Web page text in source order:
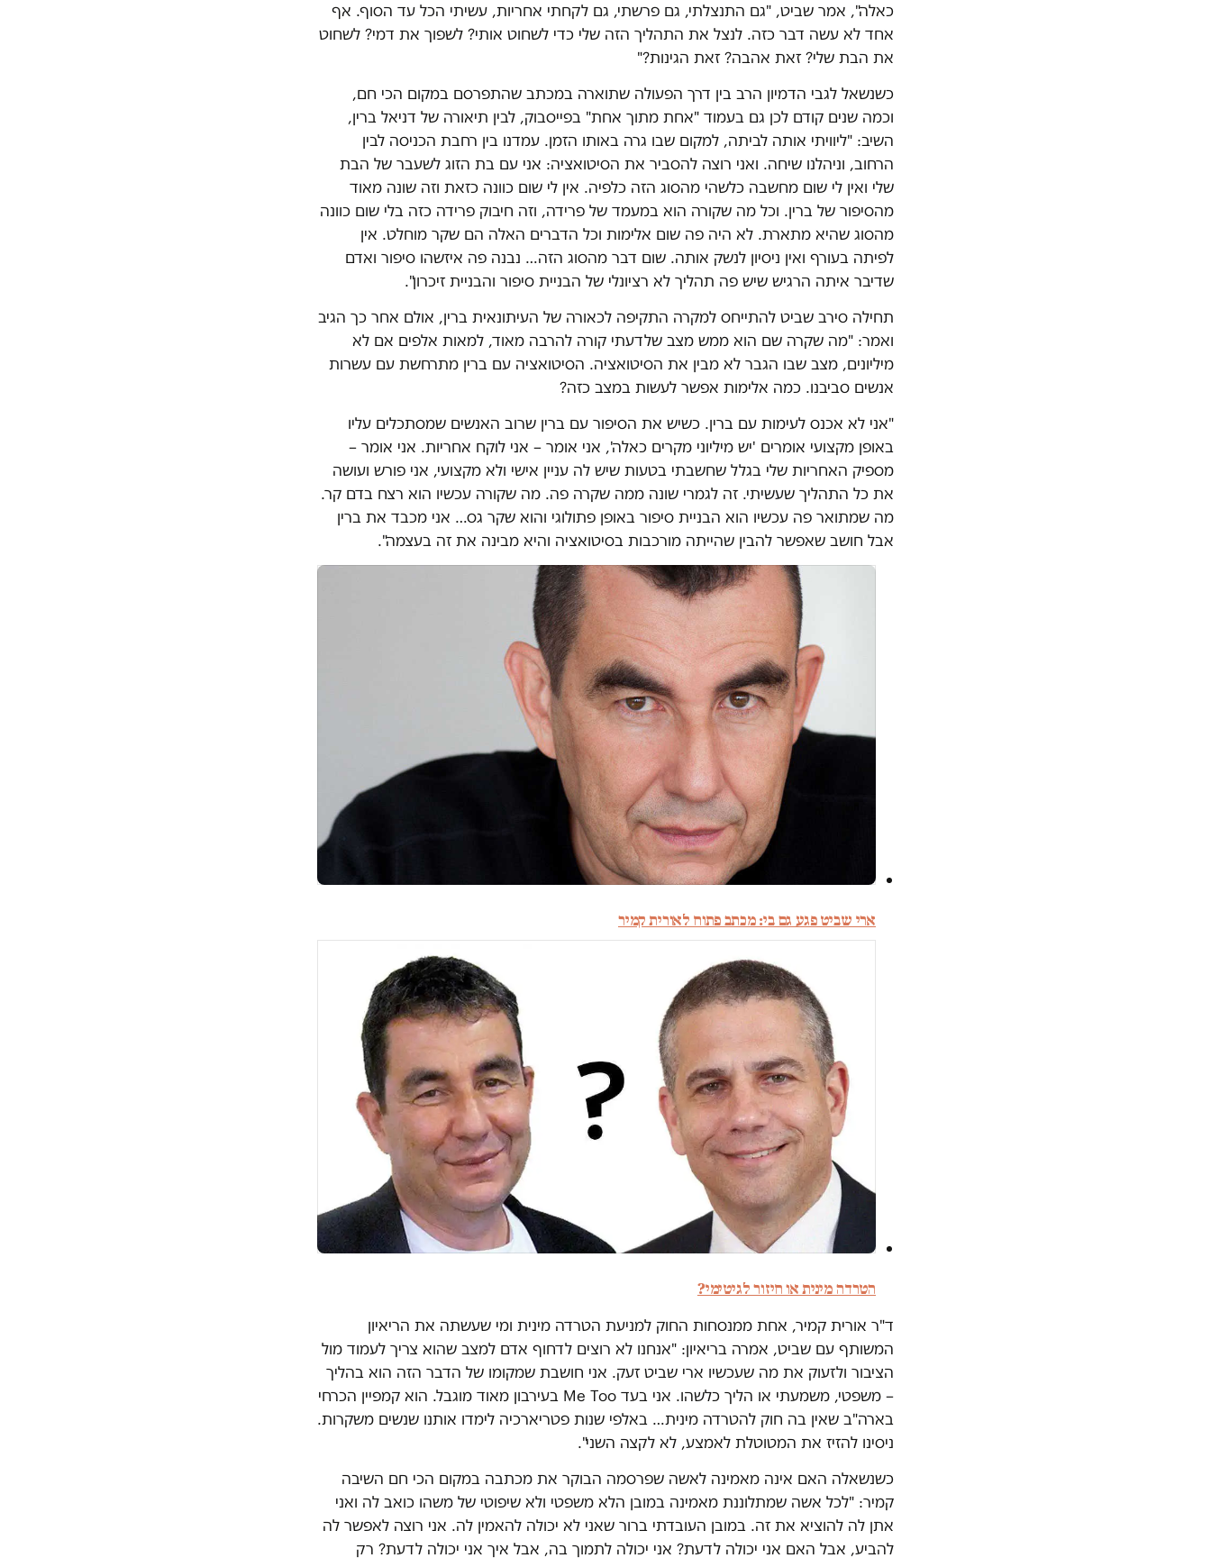
כאלה", אמר שביט, "גם התנצלתי, גם פרשתי, גם לקחתי אחריות, עשיתי הכל עד הסוף. אף
אחד לא עשה דבר כזה. לנצל את התהליך הזה שלי כדי לשחוט אותי? לשפוך את דמי? לשחוט
את הבת שלי? זאת אהבה? זאת הגינות?"
כשנשאל לגבי הדמיון הרב בין דרך הפעולה שתוארה במכתב שהתפרסם במקום הכי חם,
וכמה שנים קודם לכן גם בעמוד "אחת מתוך אחת" בפייסבוק, לבין תיאורה של דניאל ברין,
השיב: "ליוויתי אותה לביתה, למקום שבו גרה באותו הזמן. עמדנו בין רחבת הכניסה לבין
הרחוב, וניהלנו שיחה. ואני רוצה להסביר את הסיטואציה: אני עם בת הזוג לשעבר של הבת
שלי ואין לי שום מחשבה כלשהי מהסוג הזה כלפיה. אין לי שום כוונה כזאת וזה שונה מאוד
מהסיפור של ברין. וכל מה שקורה הוא במעמד של פרידה, וזה חיבוק פרידה כזה בלי שום כוונה
מהסוג שהיא מתארת. לא היה פה שום אלימות וכל הדברים האלה הם שקר מוחלט. אין
לפיתה בעורף ואין ניסיון לנשק אותה. שום דבר מהסוג הזה… נבנה פה איזשהו סיפור ואדם
שדיבר איתה הרגיש שיש פה תהליך לא רציונלי של הבניית סיפור והבניית זיכרון".
תחילה סירב שביט להתייחס למקרה התקיפה לכאורה של העיתונאית ברין, אולם אחר כך הגיב
ואמר: "מה שקרה שם הוא ממש מצב שלדעתי קורה להרבה מאוד, למאות אלפים אם לא
מיליונים, מצב שבו הגבר לא מבין את הסיטואציה. הסיטואציה עם ברין מתרחשת עם עשרות
אנשים סביבנו. כמה אלימות אפשר לעשות במצב כזה?
"אני לא אכנס לעימות עם ברין. כשיש את הסיפור עם ברין שרוב האנשים שמסתכלים עליו
באופן מקצועי אומרים 'יש מיליוני מקרים כאלה', אני אומר – אני לוקח אחריות. אני אומר –
מספיק האחריות שלי בגלל שחשבתי בטעות שיש לה עניין אישי ולא מקצועי, אני פורש ועושה
את כל התהליך שעשיתי. זה לגמרי שונה ממה שקרה פה. מה שקורה עכשיו הוא רצח בדם קר.
מה שמתואר פה עכשיו הוא הבניית סיפור באופן פתולוגי והוא שקר גס… אני מכבד את ברין
אבל חושב שאפשר להבין שהייתה מורכבות בסיטואציה והיא מבינה את זה בעצמה".
ארי שביט פגע גם בי: מכתב פתוח לאורית קמיר
הטרדה מינית או חיזור לגיטימי?
ד"ר אורית קמיר, אחת ממנסחות החוק למניעת הטרדה מינית ומי שעשתה את הריאיון
המשותף עם שביט, אמרה בריאיון: "אנחנו לא רוצים לדחוף אדם למצב שהוא צריך לעמוד מול
הציבור ולזעוק את מה שעכשיו ארי שביט זעק. אני חושבת שמקומו של הדבר הזה הוא בהליך
– משפטי, משמעתי או הליך כלשהו. אני בעד Me Too בעירבון מאוד מוגבל. הוא קמפיין הכרחי
בארה"ב שאין בה חוק להטרדה מינית… באלפי שנות פטריארכיה לימדו אותנו שנשים משקרות.
ניסינו להזיז את המטוטלת לאמצע, לא לקצה השני".
כשנשאלה האם אינה מאמינה לאשה שפרסמה הבוקר את מכתבה במקום הכי חם השיבה
קמיר: "לכל אשה שמתלוננת מאמינה במובן הלא משפטי ולא שיפוטי של משהו כואב לה ואני
אתן לה להוציא את זה. במובן העובדתי ברור שאני לא יכולה להאמין לה. אני רוצה לאפשר לה
להביע, אבל האם אני יכולה לדעת? אני יכולה לתמוך בה, אבל איך אני יכולה לדעת? רק